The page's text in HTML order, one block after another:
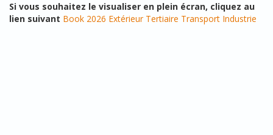
Si vous souhaitez le visualiser en plein écran, cliquez au
lien suivant Book 2026 Extérieur Tertiaire Transport Industrie